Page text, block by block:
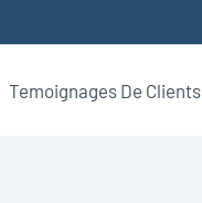
Temoignages De Clients